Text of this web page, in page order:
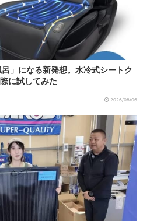
」になる新発想。水冷式シートク
に試してみた
2026/08/06